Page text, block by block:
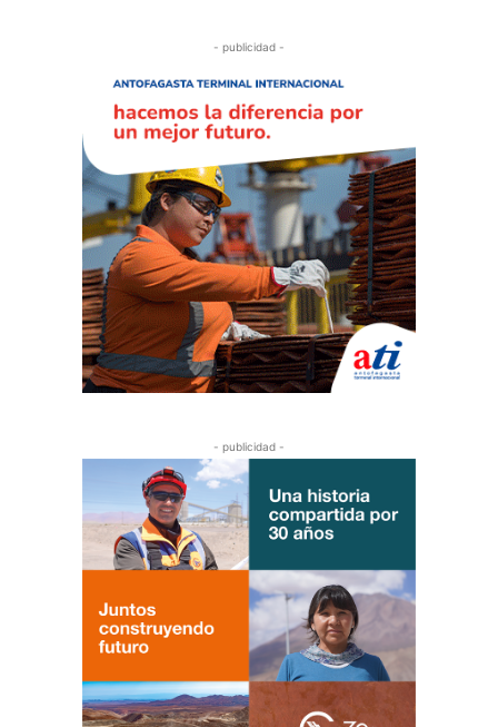
- publicidad -
- publicidad -